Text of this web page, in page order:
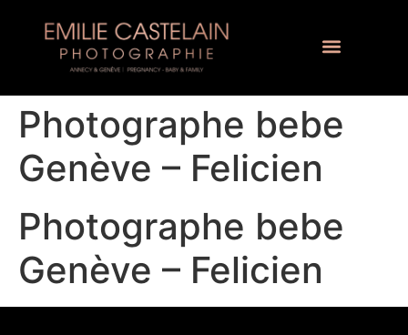
Photographe bebe
Genève – Felicien
Photographe bebe
Genève – Felicien